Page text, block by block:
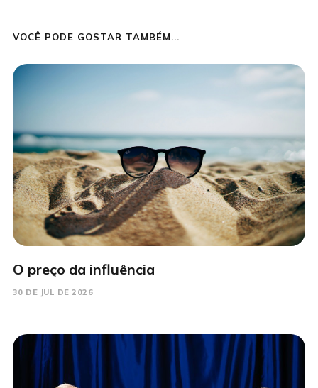
VOCÊ PODE GOSTAR TAMBÉM...
O preço da influência
30 DE JUL DE 2026